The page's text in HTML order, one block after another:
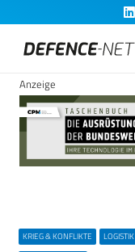
Anzeige
KRIEG & KONFLIKTE LOGISTIK